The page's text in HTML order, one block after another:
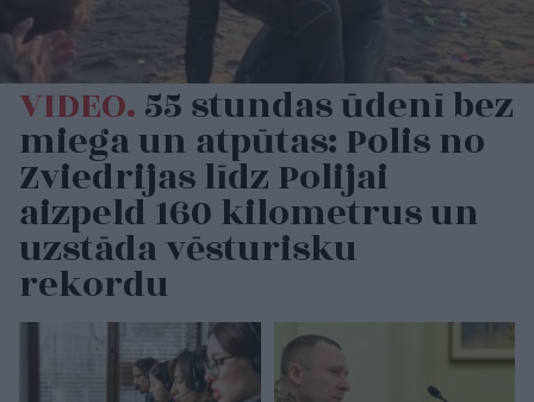
VIDEO.55 stundas ūdenī bez
miega un atpūtas: Polis no
Zviedrijas līdz Polijai
aizpeld 160 kilometrus un
uzstāda vēsturisku
rekordu